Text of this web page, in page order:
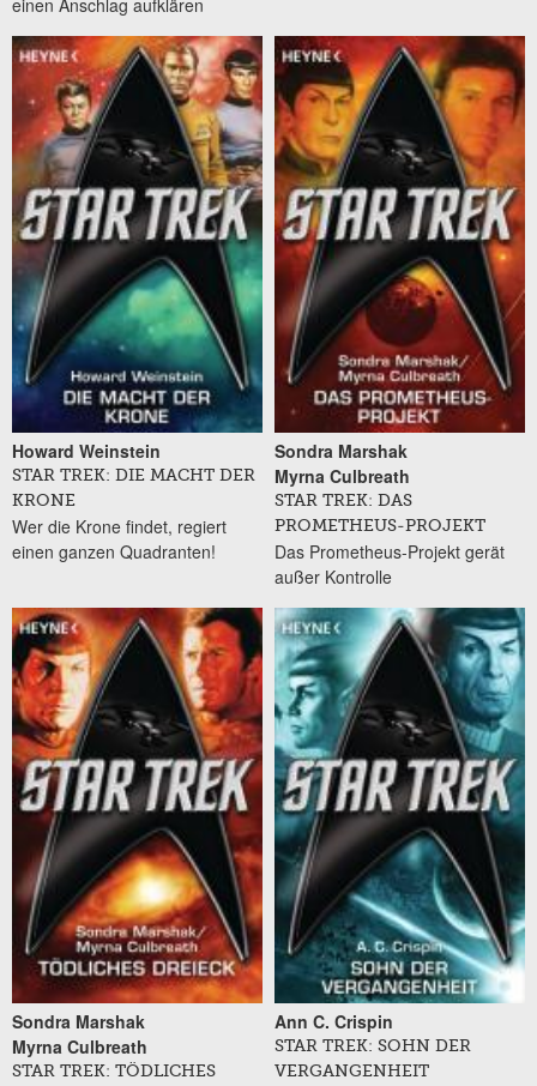
einen Anschlag aufklären
Howard Weinstein
STAR TREK: DIE MACHT DER
KRONE
Wer die Krone findet, regiert
einen ganzen Quadranten!
Sondra Marshak
Myrna Culbreath
STAR TREK: DAS
PROMETHEUS-PROJEKT
Das Prometheus-Projekt gerät
außer Kontrolle
Sondra Marshak
Myrna Culbreath
STAR TREK: TÖDLICHES
Ann C. Crispin
STAR TREK: SOHN DER
VERGANGENHEIT